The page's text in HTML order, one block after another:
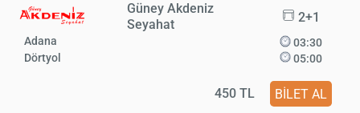
Güney Akdeniz
Seyahat
2+1
Adana
Dörtyol
03:30
05:00
450 TL BİLET AL